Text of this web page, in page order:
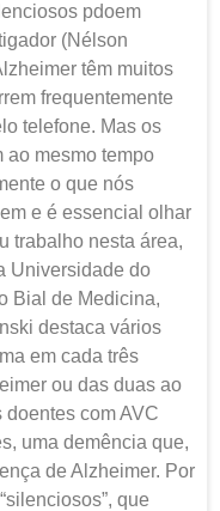
pdoem
(Nélson
têm muitos
frequentemente
telefone. Mas os
ao mesmo tempo
o que nós
e é essencial olhar
trabalho nesta área,
Universidade do
Bial de Medicina,
destaca vários
em cada três
ou das duas ao
doentes com AVC
uma demência que,
de Alzheimer. Por
que